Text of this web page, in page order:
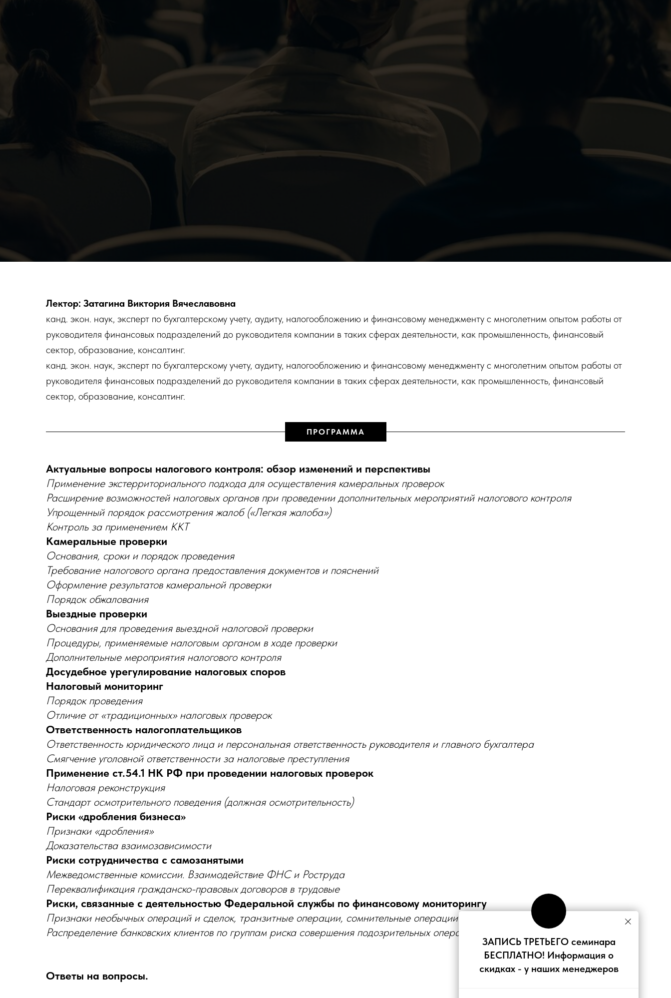
ЗАПИСЬ ТРЕТЬЕГО семинара
БЕСПЛАТНО! Информация о
скидках - у наших менеджеров
Лектор: Затагина Виктория Вячеславовна
канд. экон. наук, эксперт по бухгалтерскому учету, аудиту, налогообложению и финансовому менеджменту с многолетним опытом работы от
руководителя финансовых подразделений до руководителя компании в таких сферах деятельности, как промышленность, финансовый
сектор, образование, консалтинг.
канд. экон. наук, эксперт по бухгалтерскому учету, аудиту, налогообложению и финансовому менеджменту с многолетним опытом работы от
руководителя финансовых подразделений до руководителя компании в таких сферах деятельности, как промышленность, финансовый
сектор, образование, консалтинг.
ПРОГРАММА
Актуальные вопросы налогового контроля: обзор изменений и перспективы
Применение экстерриториального подхода для осуществления камеральных проверок
Расширение возможностей налоговых органов при проведении дополнительных мероприятий налогового контроля
Упрощенный порядок рассмотрения жалоб («Легкая жалоба»)
Контроль за применением ККТ
Камеральные проверки
Основания, сроки и порядок проведения
Требование налогового органа предоставления документов и пояснений
Оформление результатов камеральной проверки
Порядок обжалования
Выездные проверки
Основания для проведения выездной налоговой проверки
Процедуры, применяемые налоговым органом в ходе проверки
Дополнительные мероприятия налогового контроля
Досудебное урегулирование налоговых споров
Налоговый мониторинг
Порядок проведения
Отличие от «традиционных» налоговых проверок
Ответственность налогоплательщиков
Ответственность юридического лица и персональная ответственность руководителя и главного бухгалтера
Смягчение уголовной ответственности за налоговые преступления
Применение ст.54.1 НК РФ при проведении налоговых проверок
Налоговая реконструкция
Стандарт осмотрительного поведения (должная осмотрительность)
Риски «дробления бизнеса»
Признаки «дробления»
Доказательства взаимозависимости
Риски сотрудничества с самозанятыми
Межведомственные комиссии. Взаимодействие ФНС и Роструда
Переквалификация гражданско-правовых договоров в трудовые
Риски, связанные с деятельностью Федеральной службы по финансовому мониторингу
Признаки необычных операций и сделок, транзитные операции, сомнительные операции
Распределение банковских клиентов по группам риска совершения подозрительных операций
Ответы на вопросы.